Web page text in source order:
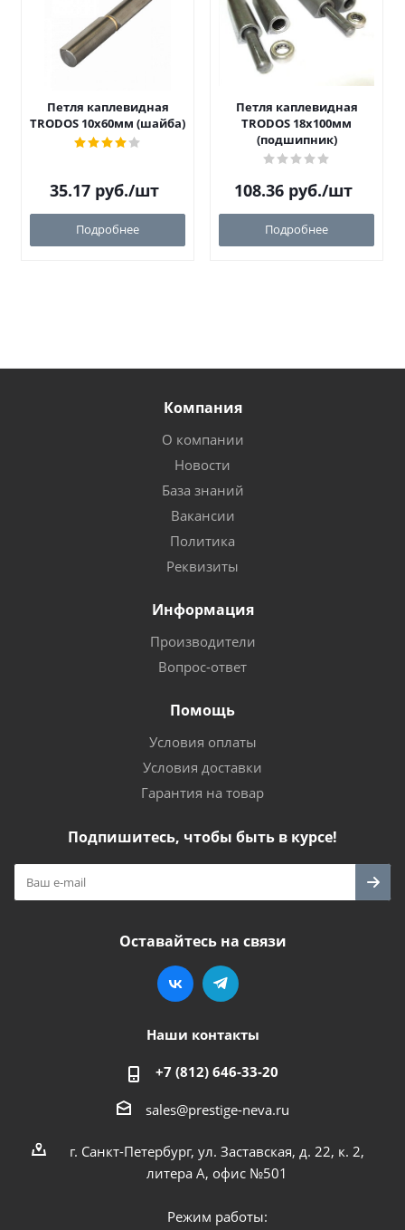
Петля каплевидная
TRODOS 10х60мм (шайба)
35.17 руб./шт
Подробнее
Петля каплевидная
TRODOS 18х100мм
(подшипник)
108.36 руб./шт
Подробнее
Компания
О компании
Новости
База знаний
Вакансии
Политика
Реквизиты
Информация
Производители
Вопрос-ответ
Помощь
Условия оплаты
Условия доставки
Гарантия на товар
Подпишитесь, чтобы быть в курсе!
Оставайтесь на связи
Наши контакты
+7 (812) 646-33-20
sales@prestige-neva.ru
г. Санкт-Петербург, ул. Заставская, д. 22, к. 2,
литера А, офис №501
Режим работы: